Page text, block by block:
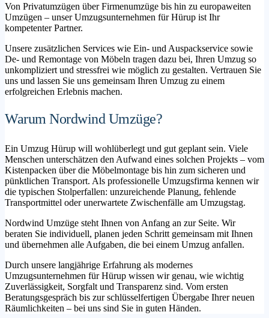
Von Privatumzügen über Firmenumzüge bis hin zu europaweiten
Umzügen – unser Umzugsunternehmen für Hürup ist Ihr
kompetenter Partner.
Unsere zusätzlichen Services wie Ein- und Auspackservice sowie
De- und Remontage von Möbeln tragen dazu bei, Ihren Umzug so
unkompliziert und stressfrei wie möglich zu gestalten. Vertrauen Sie
uns und lassen Sie uns gemeinsam Ihren Umzug zu einem
erfolgreichen Erlebnis machen.
Warum Nordwind Umzüge?
Ein Umzug Hürup will wohlüberlegt und gut geplant sein. Viele
Menschen unterschätzen den Aufwand eines solchen Projekts – vom
Kistenpacken über die Möbelmontage bis hin zum sicheren und
pünktlichen Transport. Als professionelle Umzugsfirma kennen wir
die typischen Stolperfallen: unzureichende Planung, fehlende
Transportmittel oder unerwartete Zwischenfälle am Umzugstag.
Nordwind Umzüge steht Ihnen von Anfang an zur Seite. Wir
beraten Sie individuell, planen jeden Schritt gemeinsam mit Ihnen
und übernehmen alle Aufgaben, die bei einem Umzug anfallen.
Durch unsere langjährige Erfahrung als modernes
Umzugsunternehmen für Hürup wissen wir genau, wie wichtig
Zuverlässigkeit, Sorgfalt und Transparenz sind. Vom ersten
Beratungsgespräch bis zur schlüsselfertigen Übergabe Ihrer neuen
Räumlichkeiten – bei uns sind Sie in guten Händen.